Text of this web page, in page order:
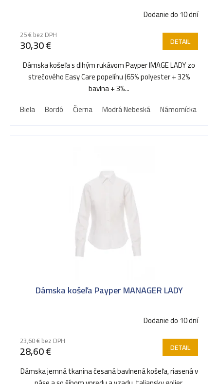
Dodanie do 10 dní
25 € bez DPH
30,30 € DETAIL
Dámska košeľa s dlhým rukávom Payper IMAGE LADY zo
strečového Easy Care popelínu (65% polyester + 32%
bavlna + 3%...
Biela
Bordó Čierna Modrá Nebeská Námornícka modrá
Dámska košeľa Payper MANAGER LADY
Dodanie do 10 dní
23,60 € bez DPH
28,60 € DETAIL
Dámska jemná tkanina česaná bavlnená košeľa, riasená v